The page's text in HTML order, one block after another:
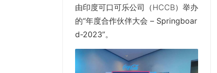
由印度可口可乐公司（HCCB）举办
的“年度合作伙伴大会 – Springboar
d-2023”。